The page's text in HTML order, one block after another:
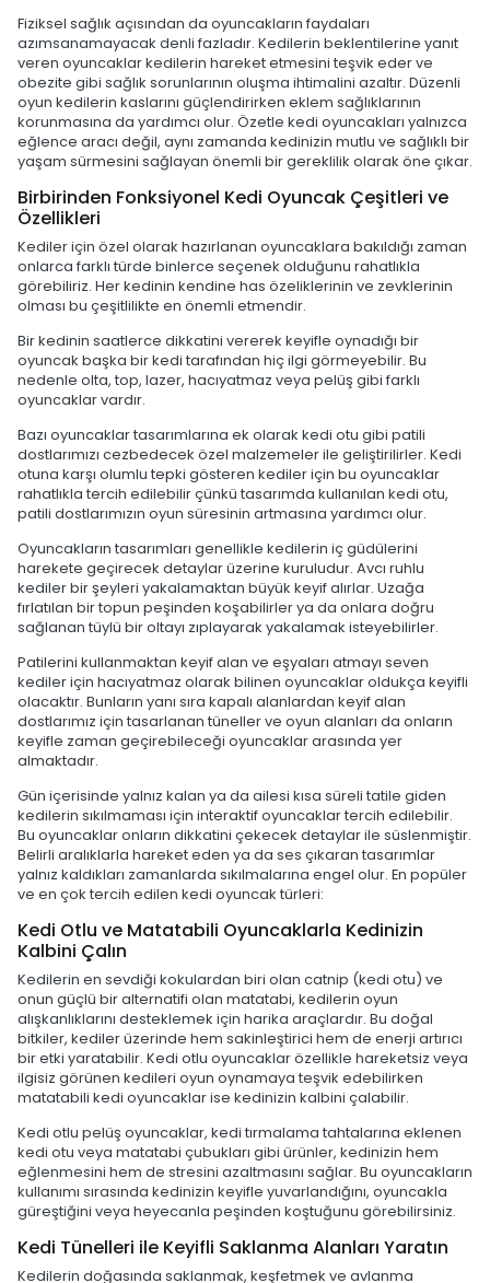
Fiziksel sağlık açısından da oyuncakların faydaları
azımsanamayacak denli fazladır. Kedilerin beklentilerine yanıt
veren oyuncaklar kedilerin hareket etmesini teşvik eder ve
obezite gibi sağlık sorunlarının oluşma ihtimalini azaltır. Düzenli
oyun kedilerin kaslarını güçlendirirken eklem sağlıklarının
korunmasına da yardımcı olur. Özetle kedi oyuncakları yalnızca
eğlence aracı değil, aynı zamanda kedinizin mutlu ve sağlıklı bir
yaşam sürmesini sağlayan önemli bir gereklilik olarak öne çıkar.
Birbirinden Fonksiyonel Kedi Oyuncak Çeşitleri ve
Özellikleri
Kediler için özel olarak hazırlanan oyuncaklara bakıldığı zaman
onlarca farklı türde binlerce seçenek olduğunu rahatlıkla
görebiliriz. Her kedinin kendine has özeliklerinin ve zevklerinin
olması bu çeşitlilikte en önemli etmendir.
Bir kedinin saatlerce dikkatini vererek keyifle oynadığı bir
oyuncak başka bir kedi tarafından hiç ilgi görmeyebilir. Bu
nedenle olta, top, lazer, hacıyatmaz veya pelüş gibi farklı
oyuncaklar vardır.
Bazı oyuncaklar tasarımlarına ek olarak kedi otu gibi patili
dostlarımızı cezbedecek özel malzemeler ile geliştirilirler. Kedi
otuna karşı olumlu tepki gösteren kediler için bu oyuncaklar
rahatlıkla tercih edilebilir çünkü tasarımda kullanılan kedi otu,
patili dostlarımızın oyun süresinin artmasına yardımcı olur.
Oyuncakların tasarımları genellikle kedilerin iç güdülerini
harekete geçirecek detaylar üzerine kuruludur. Avcı ruhlu
kediler bir şeyleri yakalamaktan büyük keyif alırlar. Uzağa
fırlatılan bir topun peşinden koşabilirler ya da onlara doğru
sağlanan tüylü bir oltayı zıplayarak yakalamak isteyebilirler.
Patilerini kullanmaktan keyif alan ve eşyaları atmayı seven
kediler için hacıyatmaz olarak bilinen oyuncaklar oldukça keyifli
olacaktır. Bunların yanı sıra kapalı alanlardan keyif alan
dostlarımız için tasarlanan tüneller ve oyun alanları da onların
keyifle zaman geçirebileceği oyuncaklar arasında yer
almaktadır.
Gün içerisinde yalnız kalan ya da ailesi kısa süreli tatile giden
kedilerin sıkılmaması için interaktif oyuncaklar tercih edilebilir.
Bu oyuncaklar onların dikkatini çekecek detaylar ile süslenmiştir.
Belirli aralıklarla hareket eden ya da ses çıkaran tasarımlar
yalnız kaldıkları zamanlarda sıkılmalarına engel olur. En popüler
ve en çok tercih edilen kedi oyuncak türleri:
Kedi Otlu ve Matatabili Oyuncaklarla Kedinizin
Kalbini Çalın
Kedilerin en sevdiği kokulardan biri olan catnip (kedi otu) ve
onun güçlü bir alternatifi olan matatabi, kedilerin oyun
alışkanlıklarını desteklemek için harika araçlardır. Bu doğal
bitkiler, kediler üzerinde hem sakinleştirici hem de enerji artırıcı
bir etki yaratabilir. Kedi otlu oyuncaklar özellikle hareketsiz veya
ilgisiz görünen kedileri oyun oynamaya teşvik edebilirken
matatabili kedi oyuncaklar ise kedinizin kalbini çalabilir.
Kedi otlu pelüş oyuncaklar, kedi tırmalama tahtalarına eklenen
kedi otu veya matatabi çubukları gibi ürünler, kedinizin hem
eğlenmesini hem de stresini azaltmasını sağlar. Bu oyuncakların
kullanımı sırasında kedinizin keyifle yuvarlandığını, oyuncakla
güreştiğini veya heyecanla peşinden koştuğunu görebilirsiniz.
Kedi Tünelleri ile Keyifli Saklanma Alanları Yaratın
Kedilerin doğasında saklanmak, keşfetmek ve avlanma